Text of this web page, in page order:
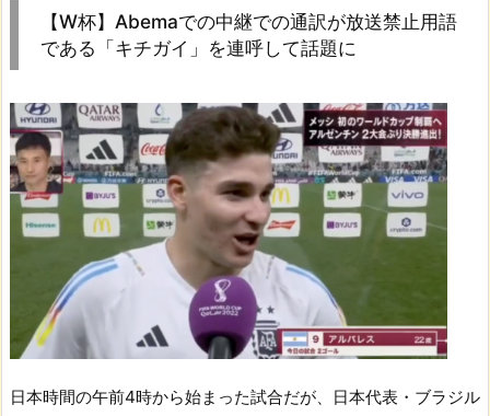
【W杯】Abemaでの中継での通訳が放送禁止用語
である「キチガイ」を連呼して話題に
日本時間の午前4時から始まった試合だが、日本代表・ブラジル